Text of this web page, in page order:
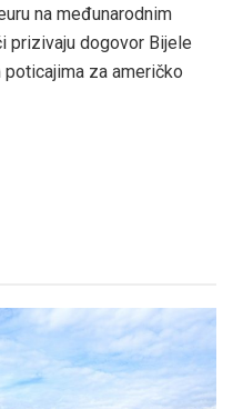
na međunarodnim
prizivaju dogovor Bijele
za američko